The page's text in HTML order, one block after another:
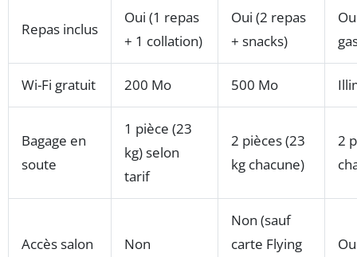
Repas inclus
Oui (1 repas
+ 1 collation)
Oui (2 repas
+ snacks)
Wi-Fi gratuit 200 Mo 500 Mo
Bagage en
soute
1 pièce (23
kg) selon
tarif
2 pièces (23
kg chacune)
2
Accès salon Non
Non (sauf
carte Flying